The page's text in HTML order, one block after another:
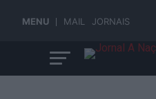
MENU MAIL JORNAIS